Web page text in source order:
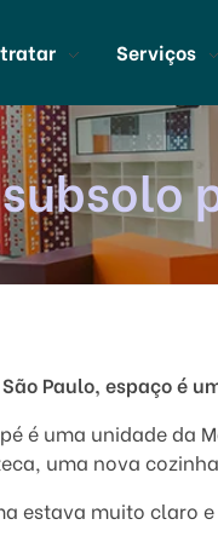
Serviços
Paulo, espaço é
é uma unidade da
uma nova
estava muito claro